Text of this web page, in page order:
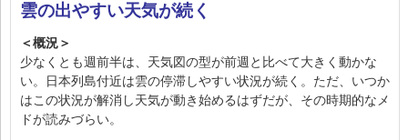
雲の出やすい天気が続く
＜概況＞
少なくとも週前半は、天気図の型が前週と比べて大きく動かな
い。日本列島付近は雲の停滞しやすい状況が続く。ただ、いつか
はこの状況が解消し天気が動き始めるはずだが、その時期的なメ
ドが読みづらい。